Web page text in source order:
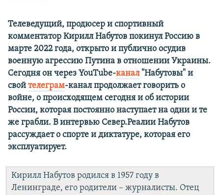
Телеведущий, продюсер и спортивный
комментатор Кирилл Набутов покинул Россию в
марте 2022 года, открыто и публично осудив
военную агрессию Путина в отношении Украины.
Сегодня он через YouTube-канал"Набутовы" и
свой телеграм-канал продолжает говорить о
войне, о происходящем сегодня и об истории
России, которая постоянно наступает на одни и те
же грабли. В интервью Север.Реалии Набутов
рассуждает о спорте и диктатуре, которая его
эксплуатирует.
Кирилл Набутов родился в 1957 году в
Ленинграде, его родители – журналисты. Отец